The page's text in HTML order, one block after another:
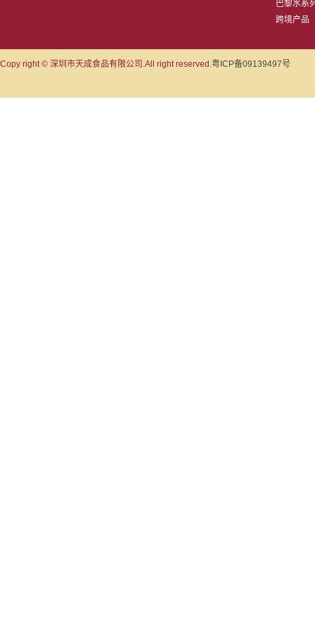
巴黎水系
跨境产品
Copy right © 深圳市天成食品有限公司.All right reserved.粤ICP备09139497号